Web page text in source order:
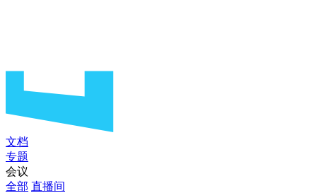
文档
专题
会议
全部 直播间